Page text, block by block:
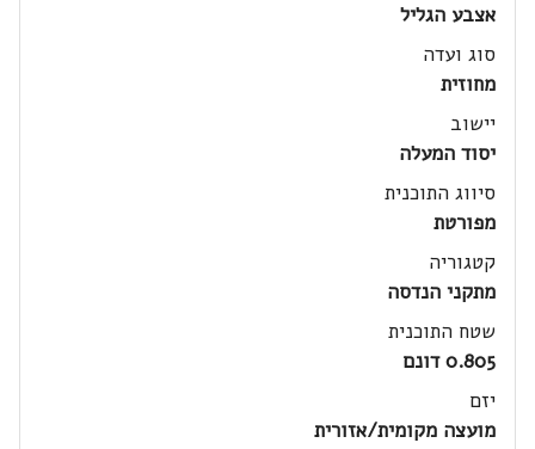
אצבע הגליל
סוג ועדה
מחוזית
יישוב
יסוד המעלה
סיווג התוכנית
מפורטת
קטגוריה
מתקני הנדסה
שטח התוכנית
0.805 דונם
יזם
מועצה מקומית/אזורית